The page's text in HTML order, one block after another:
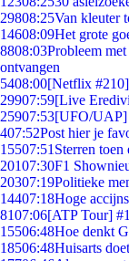
29808:25Van kleuter
14608:09Het grote
8808:03Probleem
ontvangen
5408:00[Netflix
29907:59[Live
25907:53[UFO/UAP]
407:52Post hier je
15507:51 Sterren toen
20107:30F1
20307:19Politieke
14407:18Hoge
8107:06[ATP Tour]
15506:48Hoe denkt
18506:48Huisarts